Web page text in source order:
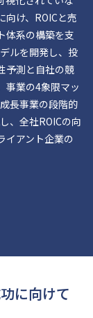
向け、ROICと売
体系の構築を支
ルを開発し、投
予測と自社の競
事業の4象限マッ
長事業の段階的
、全社ROICの向
イアント企業の
に向けて